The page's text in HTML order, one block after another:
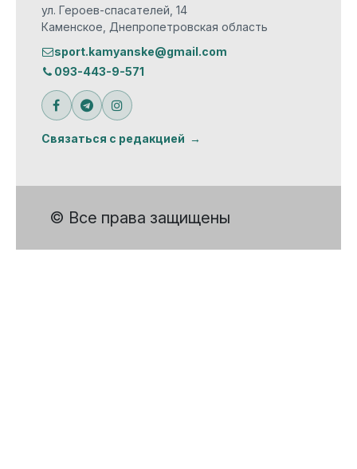
ул. Героев-спасателей, 14
Каменское, Днепропетровская область
sport.kamyanske@gmail.com
093-443-9-571
Связаться с редакцией
© Все права защищены